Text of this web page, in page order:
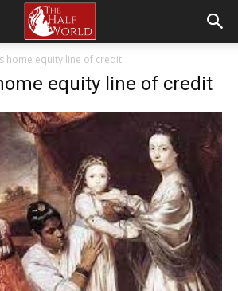
home equity line of credit
equity line of credit